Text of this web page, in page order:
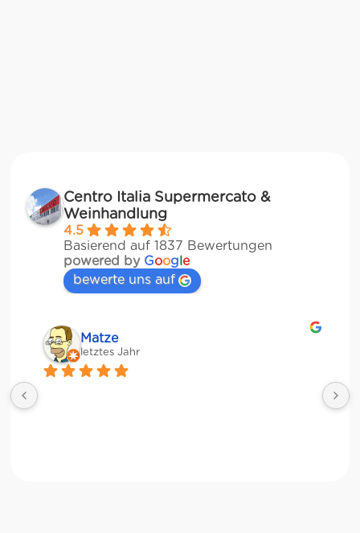
Centro Italia Supermercato &
Weinhandlung
4.5
Basierend auf 1837 Bewertungen
powered by Google
bewerte uns auf
Matze
letztes Jahr